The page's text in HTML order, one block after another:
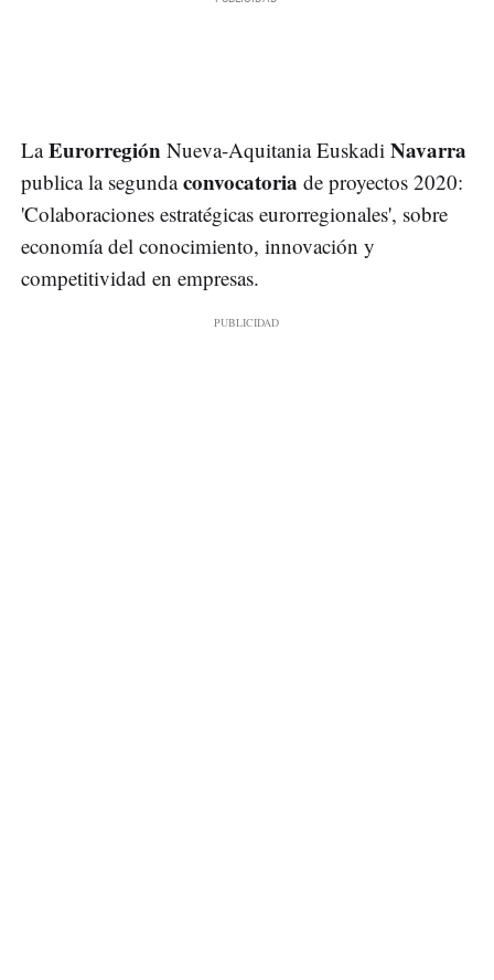
LaEurorregión Nueva-Aquitania Euskadi Navarra
publica la segundaconvocatoria de proyectos 2020:
'Colaboraciones estratégicas eurorregionales', sobre
economía del conocimiento, innovación y
competitividad en empresas.